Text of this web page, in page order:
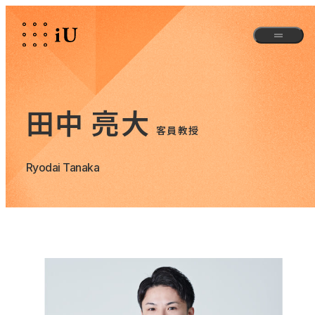
田中 亮大 客員教授
Ryodai Tanaka